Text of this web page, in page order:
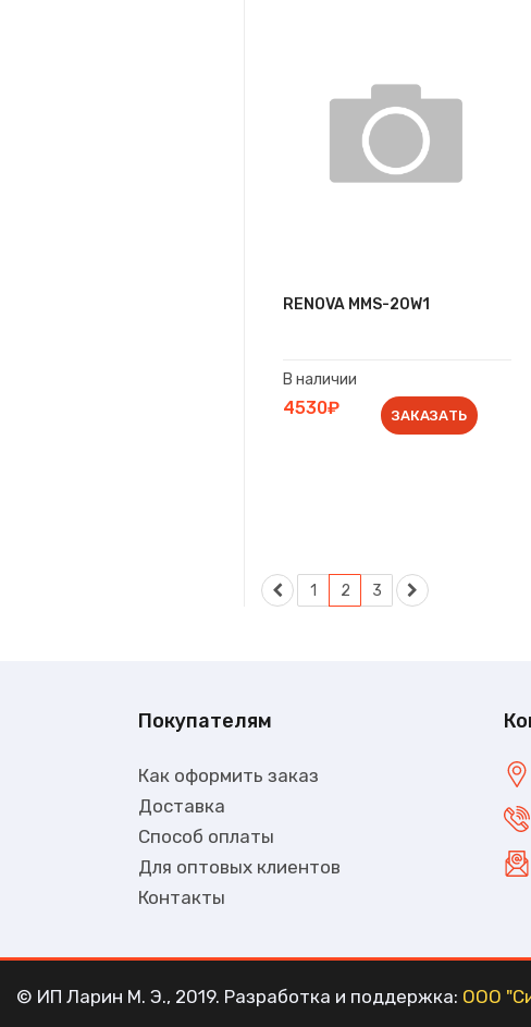
RENOVA MMS-20W1
В наличии
4530₽ ЗАКАЗАТЬ
1 2 3
Покупателям
Как оформить заказ
Доставка
Способ оплаты
Для оптовых клиентов
Контакты
© ИП Ларин М. Э., 2019. Разработка и поддержка: ООО